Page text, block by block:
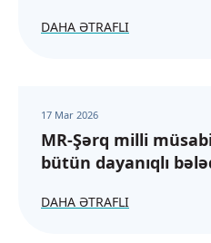
DAHA ƏTRAFLI
17 Mar 2026
MR-Şərq milli
bütün dayanıqlı
DAHA ƏTRAFLI